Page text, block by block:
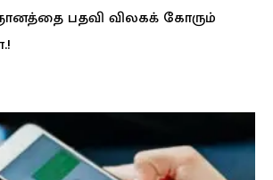
பதவி விலகக் கோரும்